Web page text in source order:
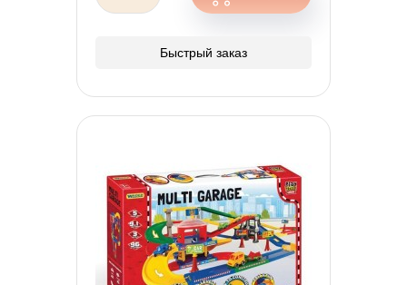
Быстрый заказ